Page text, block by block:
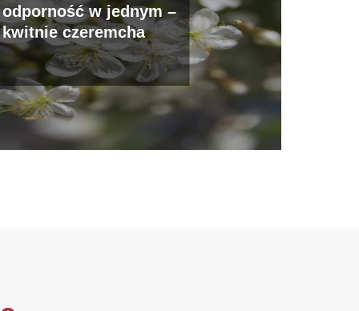
w jednym –
kwitnie czeremcha